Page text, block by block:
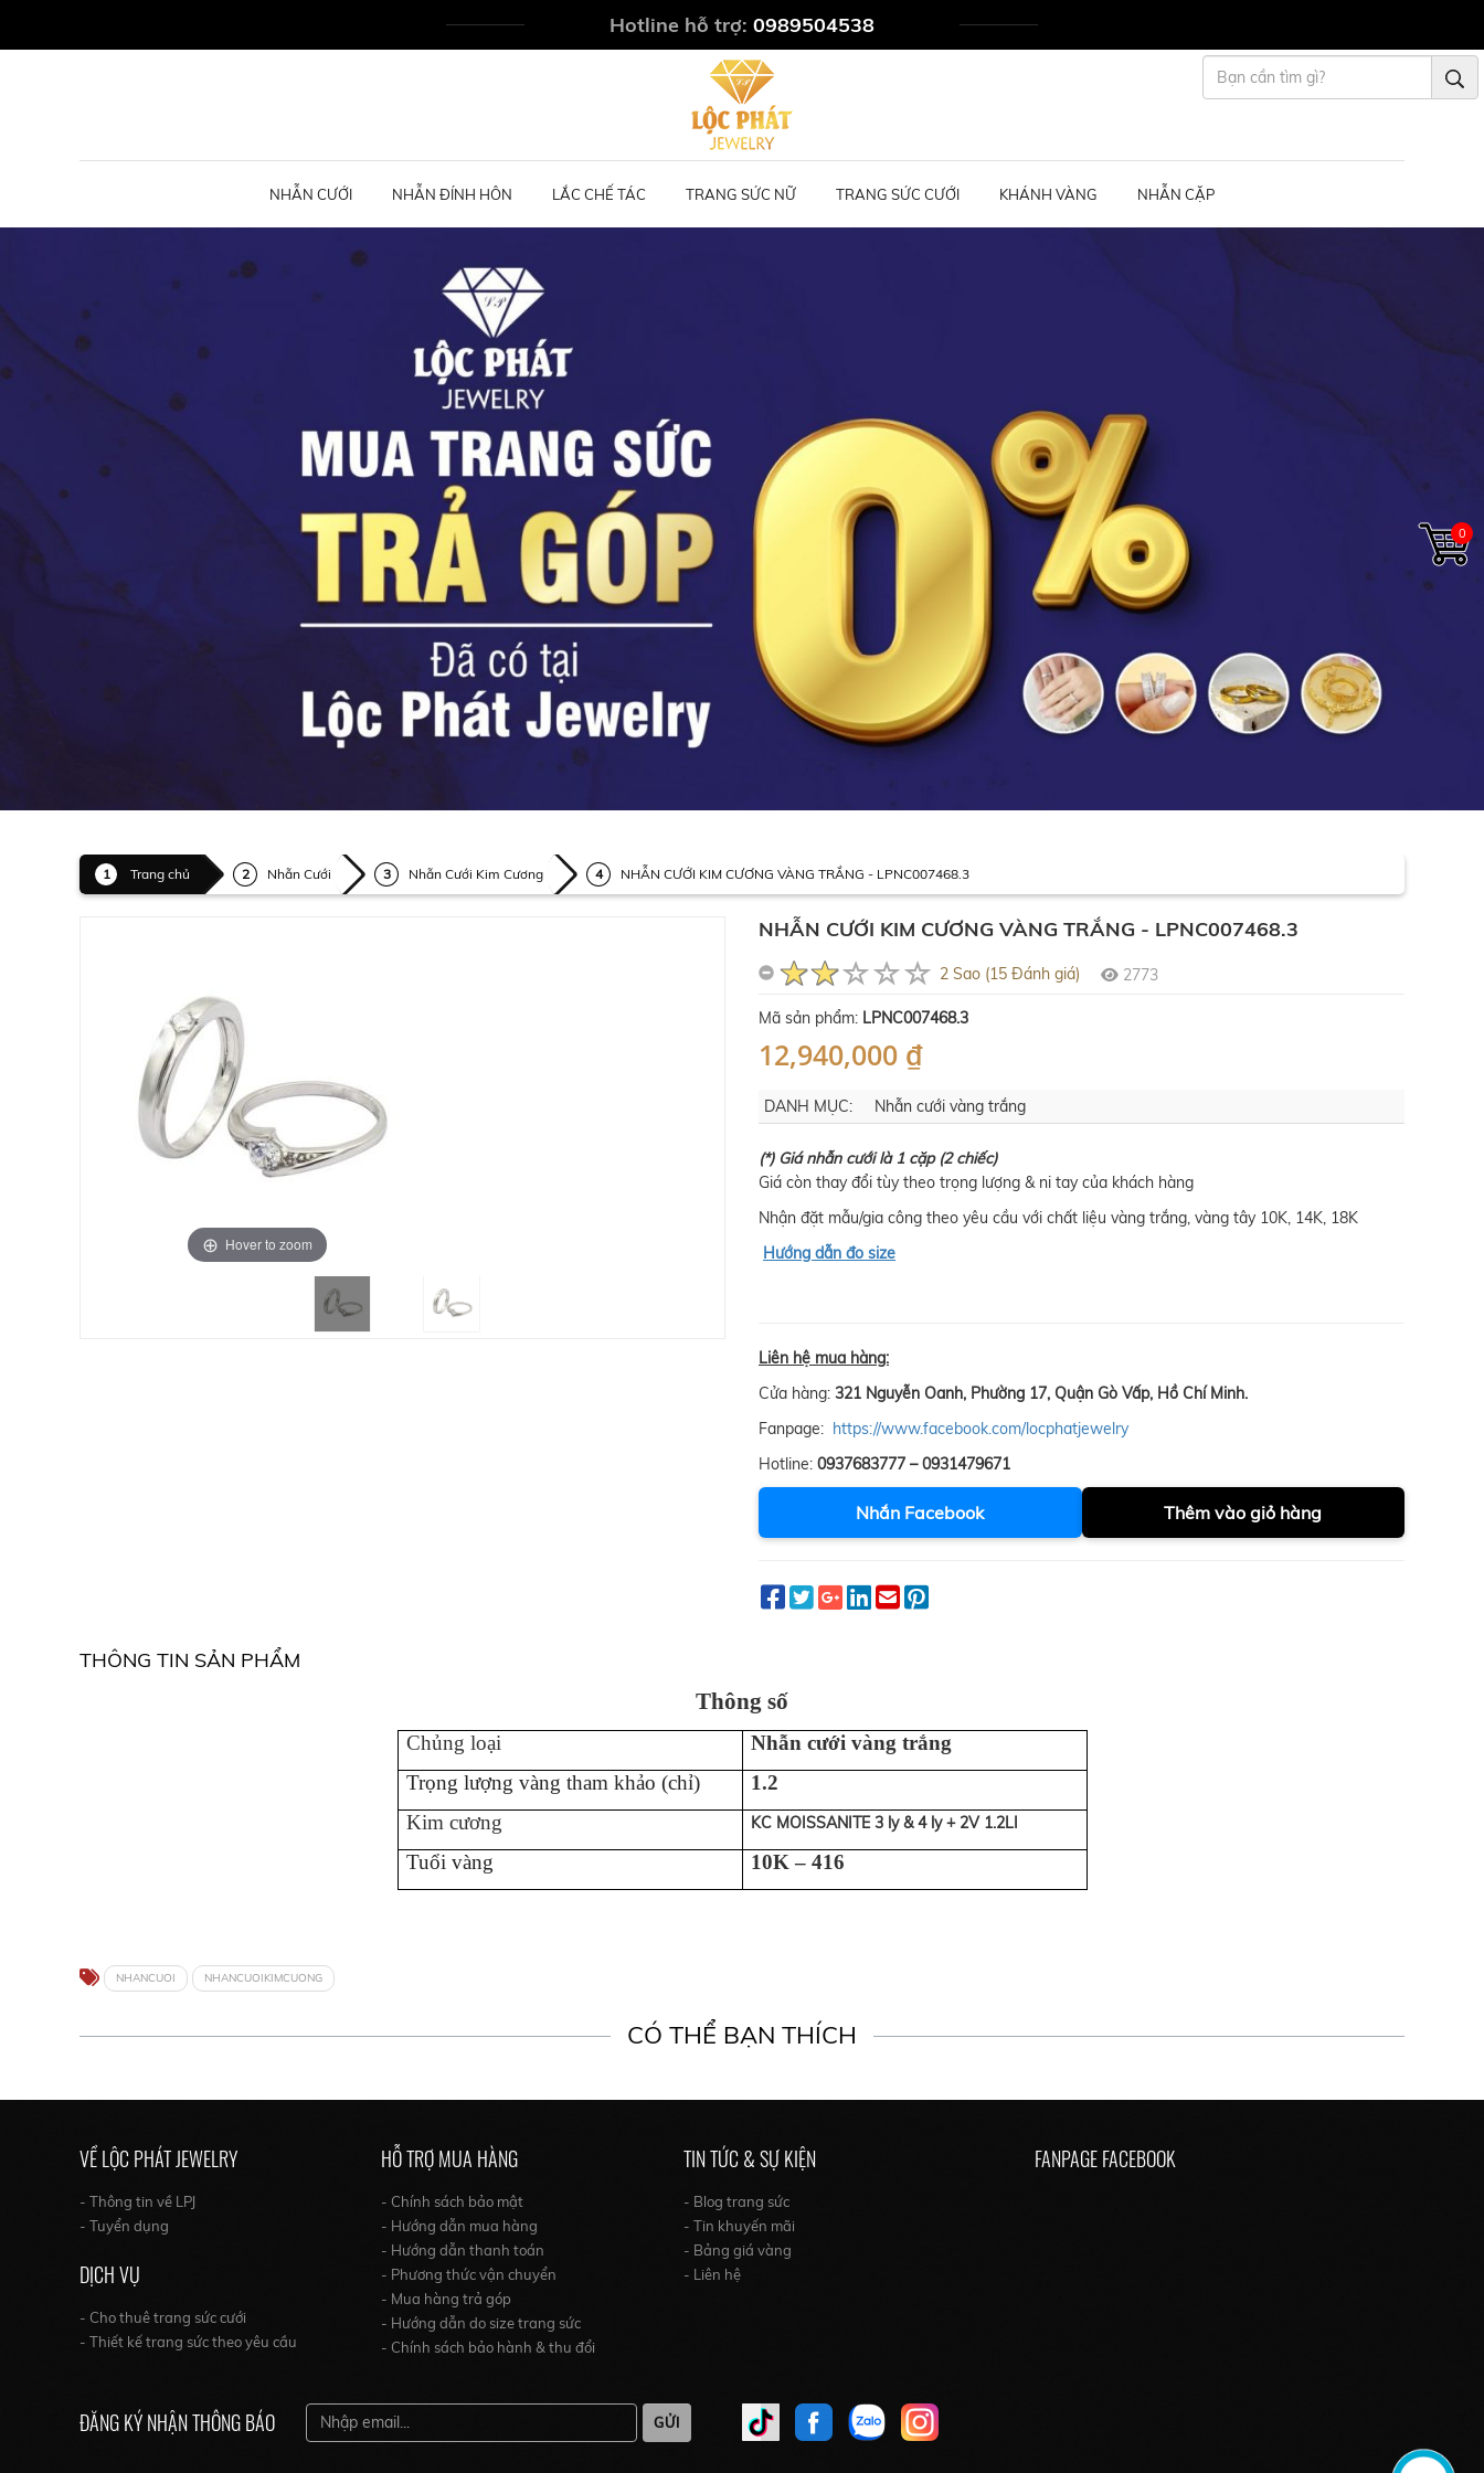
Hotline hỗ trợ: 0989504538
NHẪN CƯỚI NHẪN ĐÍNH HÔN LẮC CHẾ TÁC TRANG SỨC NỮ TRANG SỨC CƯỚI KHÁNH VÀNG NHẪN CẶP
Trang chủ Nhẫn Cưới Nhẫn Cưới Kim Cương NHẪN CƯỚI KIM CƯƠNG VÀNG TRẮNG - LPNC007468.3
Hover to zoom
NHẪN CƯỚI KIM CƯƠNG VÀNG TRẮNG - LPNC007468.3
2 Sao (15 Đánh giá) 2773
Mã sản phẩm: LPNC007468.3
12,940,000 ₫
DANH MỤC: Nhẫn cưới vàng trắng
(*) Giá nhẫn cưới là 1 cặp (2 chiếc)
Giá còn thay đổi tùy theo trọng lượng & ni tay của khách hàng
Nhận đặt mẫu/gia công theo yêu cầu với chất liệu vàng trắng, vàng tây 10K, 14K, 18K
Hướng dẫn đo size
Liên hệ mua hàng:
Cửa hàng: 321 Nguyễn Oanh, Phường 17, Quận Gò Vấp, Hồ Chí Minh.
Fanpage: https://www.facebook.com/locphatjewelry
Hotline: 0937683777 – 0931479671
Nhắn Facebook Thêm vào giỏ hàng
THÔNG TIN SẢN PHẨM
Thông số
Chủng loại
Nhẫn cưới vàng trắng
Trọng lượng vàng tham khảo (chỉ)
1.2
Kim cương
KC MOISSANITE 3 ly & 4 ly + 2V 1.2LI
Tuổi vàng 10K – 416
NHANCUOI NHANCUOIKIMCUONG
CÓ THỂ BẠN THÍCH
VỀ LỘC PHÁT JEWELRY
- Thông tin về LPJ
- Tuyển dụng
DỊCH VỤ
- Cho thuê trang sức cưới
- Thiết kế trang sức theo yêu cầu
HỖ TRỢ MUA HÀNG
- Chính sách bảo mật
- Hướng dẫn mua hàng
- Hướng dẫn thanh toán
- Phương thức vận chuyển
- Mua hàng trả góp
- Hướng dẫn do size trang sức
- Chính sách bảo hành & thu đổi
TIN TỨC & SỰ KIỆN
- Blog trang sức
- Tin khuyến mãi
- Bảng giá vàng
- Liên hệ
ĐĂNG KÝ NHẬN THÔNG BÁO GỬI
FANPAGE FACEBOOK
0